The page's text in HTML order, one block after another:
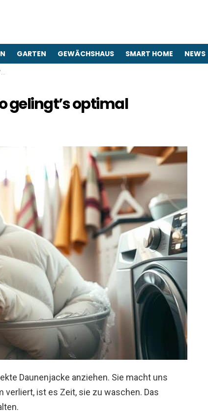
GARTEN GEWÄCHSHAUS SMART HOME NEWS
gelingt’s optimal
Daunenjacke anziehen. Sie macht uns
ist es Zeit, sie zu waschen. Das